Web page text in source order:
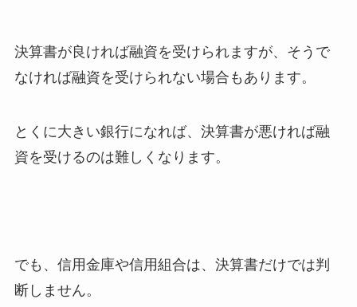
決算書が良ければ融資を受けられますが、そうで
なければ融資を受けられない場合もあります。
とくに大きい銀行になれば、決算書が悪ければ融
資を受けるのは難しくなります。
でも、信用金庫や信用組合は、決算書だけでは判
断しません。